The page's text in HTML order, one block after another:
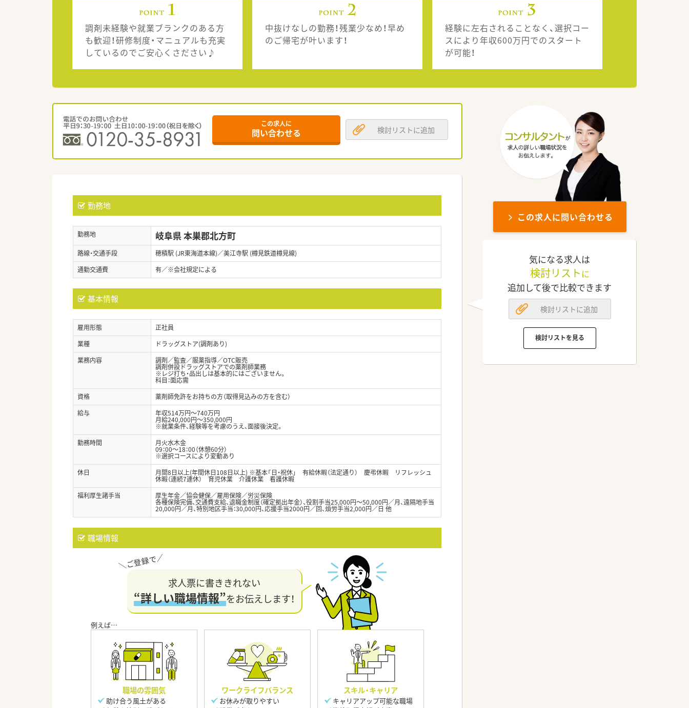
調剤未経験や就業ブランクのある方
も歓迎！研修制度・マニュアルも充実
しているのでご安心くさださい♪
中抜けなしの勤務！残業少なめ！早め
のご帰宅が叶います！
経験に左右されることなく、選択コー
スにより年収600万円でのスタート
が可能！
この求人に
問い合わせる 検討リストに追加
勤務地
勤務地 岐阜県 本巣郡北方町
路線・交通手段
穂積駅 (JR東海道本線)／美江寺駅 (樽見鉄道樽見線)
通勤交通費
有／※会社規定による
基本情報
雇用形態
正社員
業種
ドラッグストア(調剤あり)
業務内容
調剤／監査／服薬指導／OTC販売
調剤併設ドラッグストアでの薬剤師業務
※レジ打ち・品出しは基本的にはございません。
科目：面応需
資格
薬剤師免許をお持ちの方（取得見込みの方を含む）
給与
年収514万円～740万円
月給240,000円～350,000円
※就業条件、経験等を考慮のうえ、面接後決定。
勤務時間
月火水木金
09：00～18：00（休憩60分）
※選択コースにより変動あり
休日
月間8日以上(年間休日108日以上) ※基本「日・祝休」 有給休暇（法定通り） 慶弔休暇 リフレッシュ
休暇（連続7連休） 育児休業 介護休業 看護休暇
福利厚生諸手当
厚生年金／協会健保／雇用保険／労災保険
各種保険完備、交通費支給、退職金制度（確定拠出年金）、役割手当25,000円～50,000円／月、遠隔地手当
20,000円／月、特別地区手当：30,000円、応援手当2000円／回、煩労手当2,000円／日 他
職場情報
求人票に書ききれない
“詳しい職場情報”をお伝えします！
職場の雰囲気
助け合う風土がある
ワークライフバランス
お休みが取りやすい
スキル・キャリア
キャリアアップ可能な職場
この求人に問い合わせる
気になる求人は
検討リスト に
追加して後で比較できます
検討リストに追加
検討リストを見る